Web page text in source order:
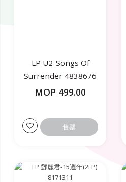
LP U2-Songs Of
Surrender 4838676
MOP 499.00
售罄